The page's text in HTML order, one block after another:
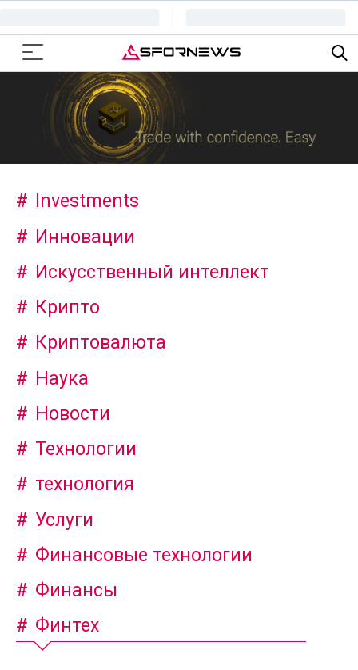
Investments
Инновации
Искусственный интеллект
Крипто
Криптовалюта
Наука
Новости
Технологии
технология
Услуги
Финансовые технологии
Финансы
Финтех